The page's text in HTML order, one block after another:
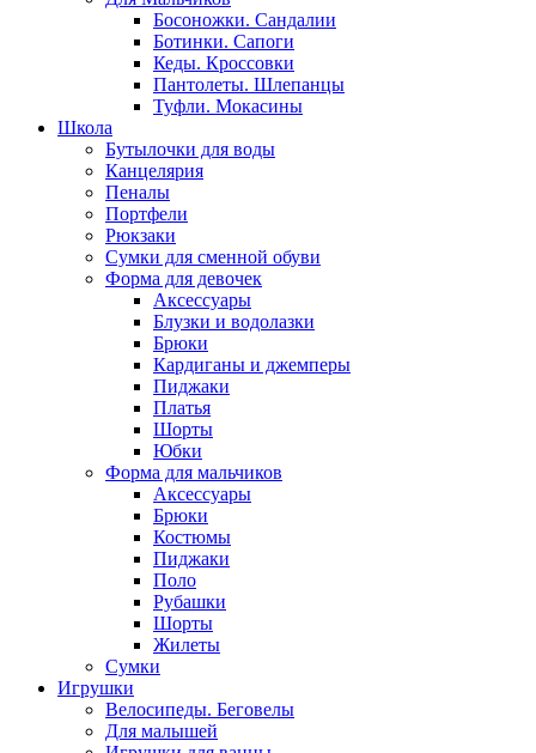
Босоножки. Сандалии
Ботинки. Сапоги
Кеды. Кроссовки
Пантолеты. Шлепанцы
Туфли. Мокасины
Школа
Бутылочки для воды
Канцелярия
Пеналы
Портфели
Рюкзаки
Сумки для сменной обуви
Форма для девочек
Аксессуары
Блузки и водолазки
Брюки
Кардиганы и джемперы
Пиджаки
Платья
Шорты
Юбки
Форма для мальчиков
Аксессуары
Брюки
Костюмы
Пиджаки
Поло
Рубашки
Шорты
Жилеты
Сумки
Игрушки
Велосипеды. Беговелы
Для малышей